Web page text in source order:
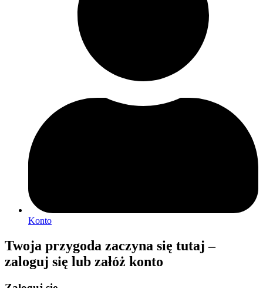
Konto
Twoja przygoda zaczyna się tutaj –
zaloguj się lub załóż konto